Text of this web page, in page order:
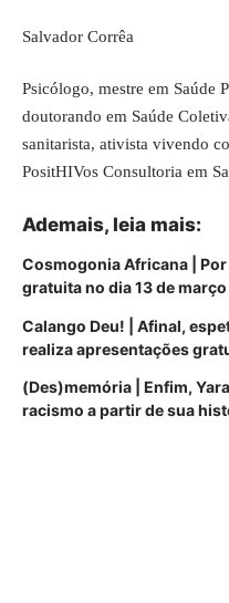
Salvador Corrêa
Psicólogo, mestre em Saúde
doutorando em Saúde
sanitarista, ativista vivendo
PositHIVos Consultoria em
Ademais, leia mais:
Cosmogonia Africana |
gratuita no dia 13 de março
Calango Deu! | Afinal,
realiza apresentações
(Des)memória | Enfim,
racismo a partir de sua